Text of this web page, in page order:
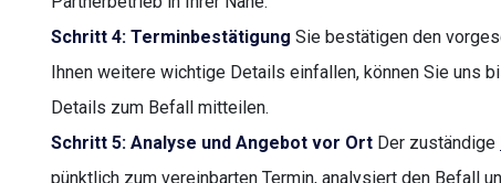
Schritt 4: Terminbestätigung Sie bestätigen den
Ihnen weitere wichtige Details einfallen, können Sie uns
Details zum Befall mitteilen.
Schritt 5: Analyse und Angebot vor Ort Der zuständige
pünktlich zum vereinbarten Termin, analysiert den Befall